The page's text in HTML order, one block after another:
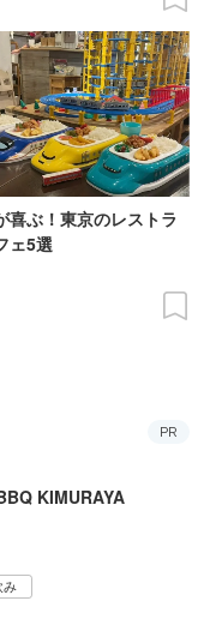
喜ぶ！東京のレストラ
ェ5選
PR
KIMURAYA
み